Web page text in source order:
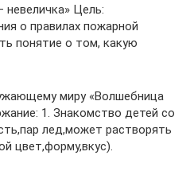
невеличка» Цель:
о правилах пожарной
понятие о том, какую
миру «Волшебница
1. Знакомство детей со
лед,может растворять
цвет,форму,вкус).